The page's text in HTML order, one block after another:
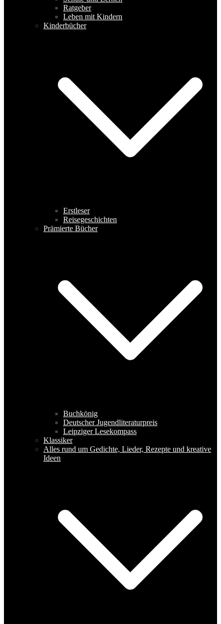
Ratgeber
Leben mit Kindern
Kinderbücher
Erstleser
Reisegeschichten
Prämierte Bücher
Buchkönig
Deutscher Jugendliteraturpreis
Leipziger Lesekompass
Klassiker
Alles rund um Gedichte, Lieder, Rezepte und kreative
Ideen